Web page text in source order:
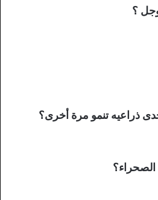
؟
ذراعيه تنمو مرة أخرى؟